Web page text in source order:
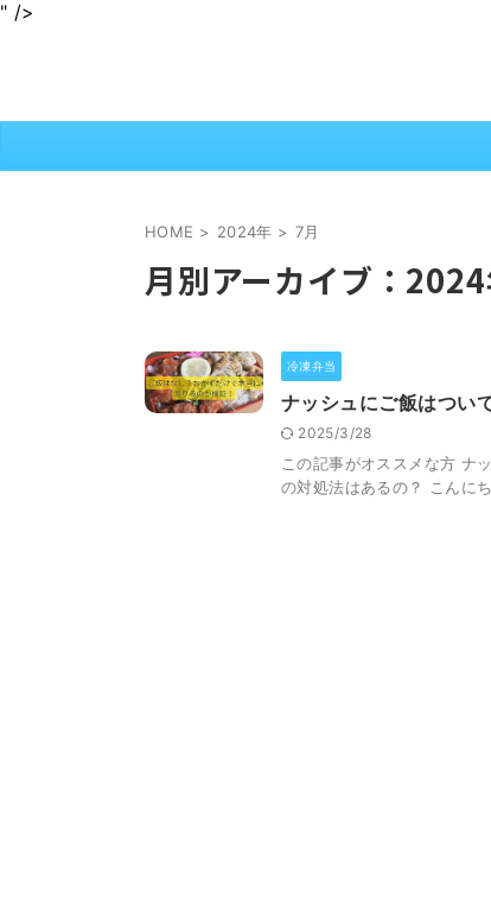
" />
HOME > 2024年 > 7月
月別アーカイブ：
冷凍弁当
ナッシュにご飯はつい
2025/3/28
この記事がオススメな方 ナ
の対処法はあるの？ こんに